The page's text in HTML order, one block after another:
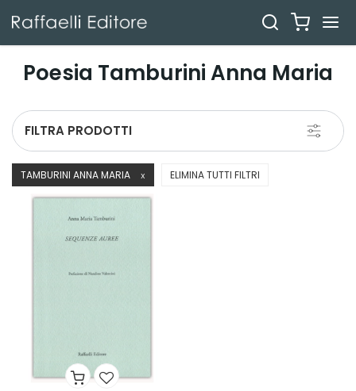
Poesia Tamburini Anna Maria
Toggle
FILTRA PRODOTTI
TAMBURINI ANNA MARIA X ELIMINA TUTTI FILTRI